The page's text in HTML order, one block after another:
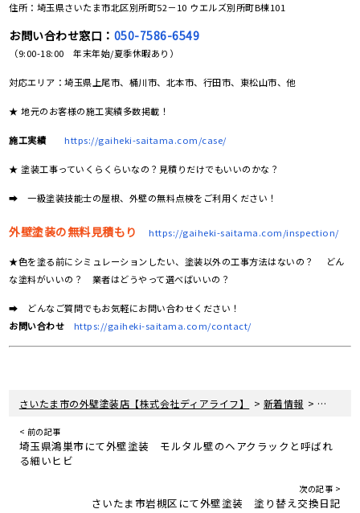
住所：埼玉県さいたま市北区別所町52－10 ウエルズ別所町B棟101
お問い合わせ窓口： 050-7586-6549
（9:00-18:00 年末年始/夏季休暇あり）
対応エリア：埼玉県上尾市、桶川市、北本市、行田市、東松山市、他
★ 地元のお客様の施工実績多数掲載！
施工実績 https://gaiheki-saitama.com/case/
★ 塗装工事っていくらくらいなの？見積りだけでもいいのかな？
➡ 一級塗装技能士の屋根、外壁の無料点検をご利用ください！
外壁塗装の無料見積もり https://gaiheki-saitama.com/inspection/
★色を塗る前にシミュレーションしたい、塗装以外の工事方法はないの？ どん
な塗料がいいの？ 業者はどうやって選べばいいの？
➡ どんなご質問でもお気軽にお問い合わせください！
お問い合わせ
https://gaiheki-saitama.com/contact/
さいたま市の外壁塗装店【株式会社ディアライフ】 > 新着情報 > さいた
< 前の記事
埼玉県鴻巣市にて外壁塗装 モルタル壁のヘアクラックと呼ばれ
る細いヒビ
次の記事 >
さいたま市岩槻区にて外壁塗装 塗り替え交換日記